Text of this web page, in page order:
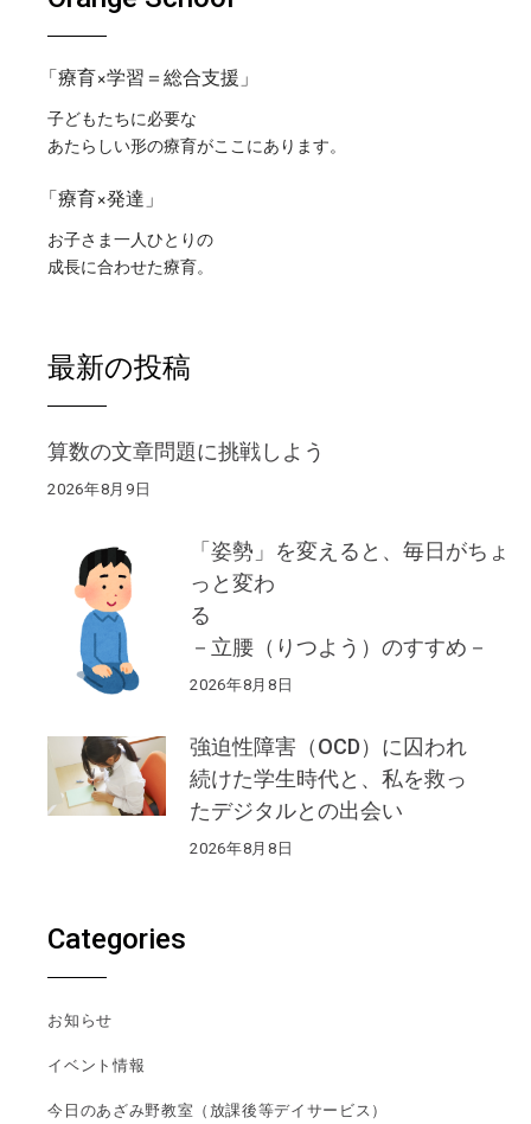
「療育×学習＝総合支援」
子どもたちに必要な
あたらしい形の療育がここにあります。
「療育×発達」
お子さま一人ひとりの
成長に合わせた療育。
最新の投稿
算数の文章問題に挑戦しよう
2026年8月9日
「姿勢」を変えると、毎日がちょ
っと変わ
る
－立腰（りつよう）のすすめ－
2026年8月8日
強迫性障害（OCD）に囚われ
続けた学生時代と、私を救っ
たデジタルとの出会い
2026年8月8日
Categories
お知らせ
イベント情報
今日のあざみ野教室（放課後等デイサービス）